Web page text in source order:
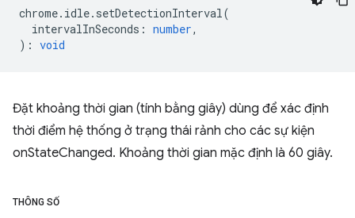
chrome. idle. setDetectionInterval(
intervalInSeconds : number,
) : void
Đặt khoảng thời gian (tính bằng giây) dùng để xác định
thời điểm hệ thống ở trạng thái rảnh cho các sự kiện
onStateChanged. Khoảng thời gian mặc định là 60 giây.
THÔNG SỐ